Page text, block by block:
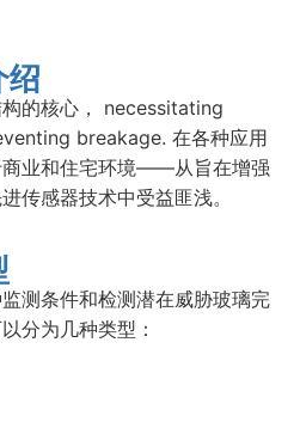
绍
的核心， necessitating
breakage. 在各种应用
业和住宅环境——从旨在增强
传感器技术中受益匪浅。
测条件和检测潜在威胁玻璃完
分为几种类型：